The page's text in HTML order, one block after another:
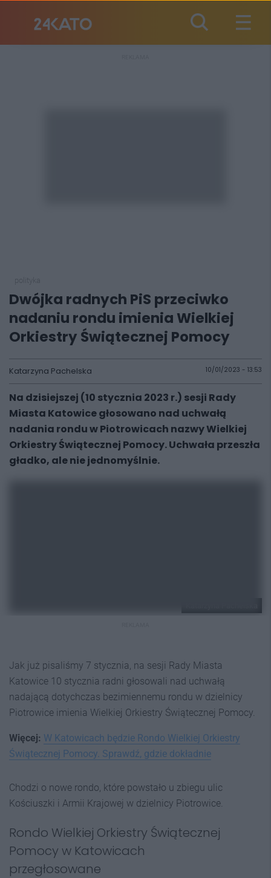
Dwójka radnych PiS przeciwko
nadaniu rondu imienia Wielkiej
Orkiestry Świątecznej Pomocy
Katarzyna Pachelska 10/01/2023 - 13:53
Na dzisiejszej (10 stycznia 2023 r.) sesji Rady
Miasta Katowice głosowano nad uchwałą
nadania rondu w Piotrowicach nazwy Wielkiej
Orkiestry Świątecznej Pomocy. Uchwała przeszła
gładko, ale nie jednomyślnie.
Jak już pisaliśmy 7 stycznia, na sesji Rady Miasta
Katowice 10 stycznia radni głosowali nad uchwałą
nadającą dotychczas bezimiennemu rondu w dzielnicy
Piotrowice imienia Wielkiej Orkiestry Świątecznej Pomocy.
Więcej: W Katowicach będzie Rondo Wielkiej Orkiestry
Świątecznej Pomocy. Sprawdź, gdzie dokładnie
Chodzi o nowe rondo, które powstało u zbiegu ulic
Kościuszki i Armii Krajowej w dzielnicy Piotrowice.
Rondo Wielkiej Orkiestry Świątecznej
Pomocy w Katowicach
przegłosowane